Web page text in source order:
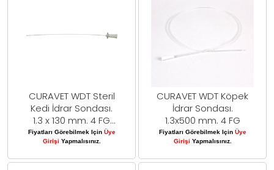
CURAVET WDT Steril
Kedi İdrar Sondası.
1.3 x 130 mm. 4 FG
Mandrensiz
Fiyatları Görebilmek Için Üye
Girişi Yapmalısınız.
CURAVET WDT Köpek
İdrar Sondası.
1.3x500 mm. 4 FG
Fiyatları Görebilmek Için Üye
Girişi Yapmalısınız.